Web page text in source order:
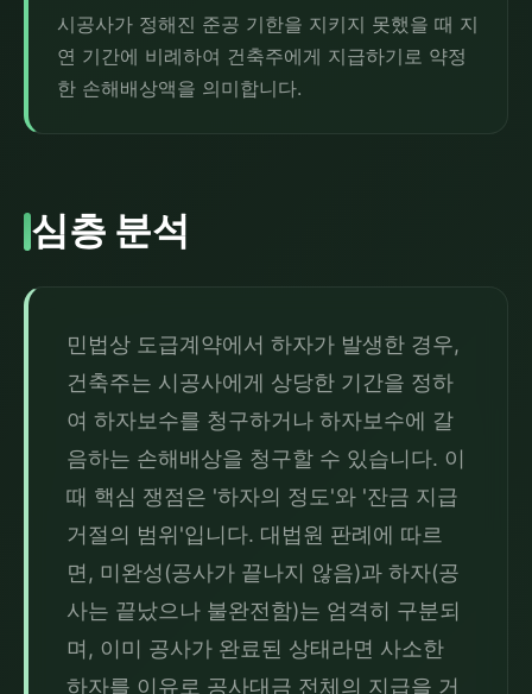
시공사가 정해진 준공 기한을 지키지 못했을 때 지
연 기간에 비례하여 건축주에게 지급하기로 약정
한 손해배상액을 의미합니다.
심층 분석
민법상 도급계약에서 하자가 발생한 경우,
건축주는 시공사에게 상당한 기간을 정하
여 하자보수를 청구하거나 하자보수에 갈
음하는 손해배상을 청구할 수 있습니다. 이
때 핵심 쟁점은 '하자의 정도'와 '잔금 지급
거절의 범위'입니다. 대법원 판례에 따르
면, 미완성(공사가 끝나지 않음)과 하자(공
사는 끝났으나 불완전함)는 엄격히 구분되
며, 이미 공사가 완료된 상태라면 사소한
하자를 이유로 공사대금 전체의 지급을 거